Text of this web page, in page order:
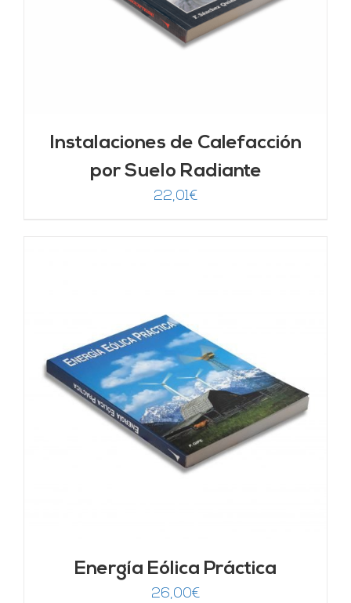
Instalaciones de Calefacción
por Suelo Radiante
22,01€
Energía Eólica Práctica
26,00€